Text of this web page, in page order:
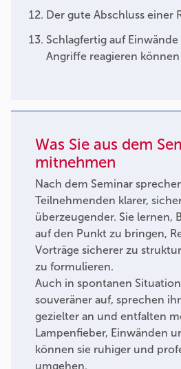
Der gute Abschluss einer
Schlagfertig auf
Angriffe reagieren können
Was Sie aus dem
mitnehmen
Nach dem Seminar
Teilnehmenden klarer,
überzeugender. Sie lernen,
auf den Punkt zu bringen,
Vorträge sicherer zu
zu formulieren.
Auch in spontanen
souveräner auf, sprechen
gezielter an und entfalten
Lampenfieber, Einwänden
können sie ruhiger und
umgehen.